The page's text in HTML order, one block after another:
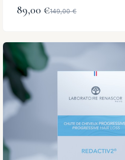
89,00 €149,00 €